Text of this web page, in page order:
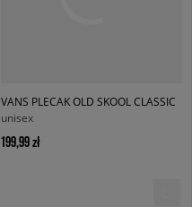
VANS PLECAK OLD SKOOL CLASSIC
unisex
199,99 zł